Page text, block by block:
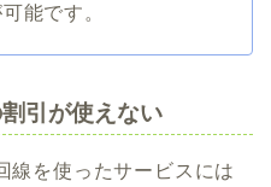
能です。
引が使えない
線を使ったサービスには